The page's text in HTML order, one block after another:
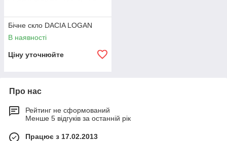
Бічне скло DACIA LOGAN
В наявності
Ціну уточнюйте
Про нас
Рейтинг не сформований
Менше 5 відгуків за останній рік
Працює з 17.02.2013